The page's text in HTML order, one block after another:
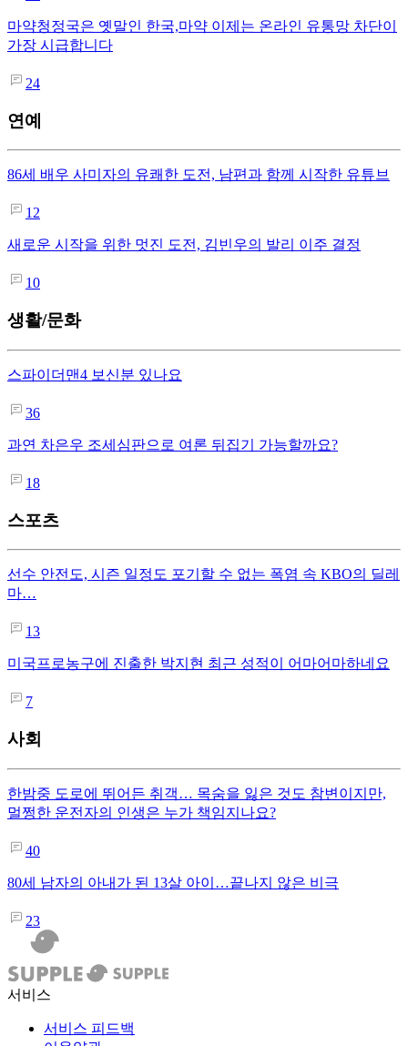
마약청정국은 옛말인 한국,마약 이제는 온라인 유통망 차단이
가장 시급합니다
24
연예
86세 배우 사미자의 유쾌한 도전, 남편과 함께 시작한 유튜브
12
새로운 시작을 위한 멋진 도전, 김빈우의 발리 이주 결정
10
생활/문화
스파이더맨4 보신분 있나요
36
과연 차은우 조세심판으로 여론 뒤집기 가능할까요?
18
스포츠
선수 안전도, 시즌 일정도 포기할 수 없는 폭염 속 KBO의 딜레
마…
13
미국프로농구에 진출한 박지현 최근 성적이 어마어마하네요
7
사회
한밤중 도로에 뛰어든 취객… 목숨을 잃은 것도 참변이지만,
멀쩡한 운전자의 인생은 누가 책임지나요?
40
80세 남자의 아내가 된 13살 아이…끝나지 않은 비극
23
서비스
서비스 피드백